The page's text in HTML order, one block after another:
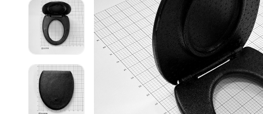
Емкости
Емкости
Емкости
Емкости
Емкости